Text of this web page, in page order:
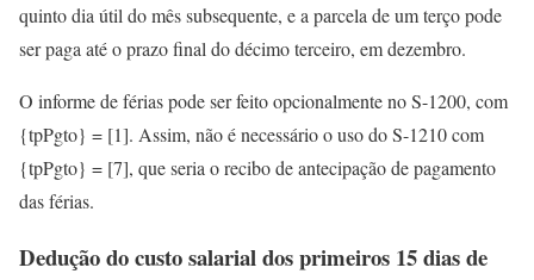
quinto dia útil do mês subsequente, e a parcela de um terço pode
ser paga até o prazo final do décimo terceiro, em dezembro.
O informe de férias pode ser feito opcionalmente no S-1200, com
{tpPgto} = [1]. Assim, não é necessário o uso do S-1210 com
{tpPgto} = [7], que seria o recibo de antecipação de pagamento
das férias.
Dedução do custo salarial dos primeiros 15 dias de